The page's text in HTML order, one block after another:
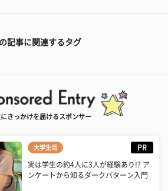
記事に関連するタグ
きっかけを届けるスポンサー
大学生活 PR
実は学生の約4人に3人が経験あり!? ア
ンケートから知るダークパターン入門